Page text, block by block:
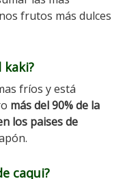
frutos más dulces
kaki?
fríos y está
más del 90% de la
los paises de
caqui?